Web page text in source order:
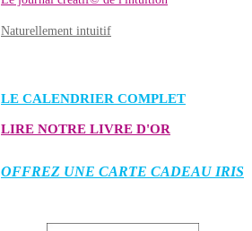
Naturellement intuitif
LE CALENDRIER COMPLET
LIRE NOTRE LIVRE D'OR
OFFREZ UNE CARTE CADEAU IRIS